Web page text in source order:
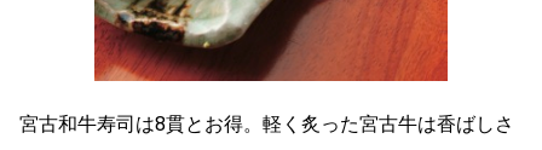
宮古和牛寿司は8貫とお得。軽く炙った宮古牛は香ばしさ